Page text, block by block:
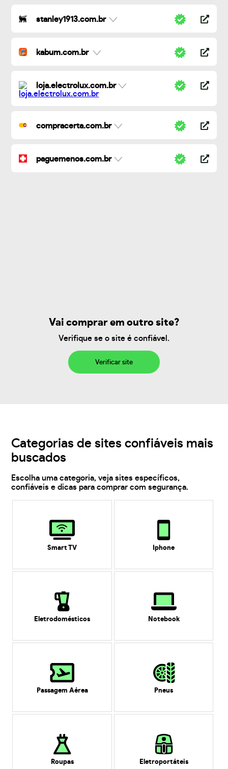
stanley1913.com.br
kabum.com.br
loja.electrolux.com.br
compracerta.com.br
paguemenos.com.br
Vai comprar em outro site?
Verifique se o site é confiável.
Verificar site
Categorias de sites confiáveis mais
buscados
Escolha uma categoria, veja sites específicos,
confiáveis e dicas para comprar com segurança.
Smart TV Iphone
Eletrodomésticos Notebook
Passagem Aérea Pneus
Roupas Eletroportáteis